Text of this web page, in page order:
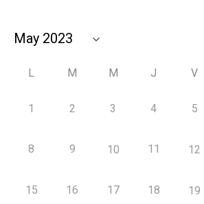
L M M J V
1 2 3 4 5
8 9 10 11 12
15 16 17 18 19